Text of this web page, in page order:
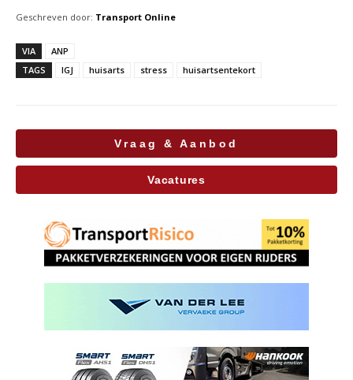
Geschreven door: Transport Online
VIA
ANP
TAGS
IGJ huisarts stress huisartsentekort
Vraag & Aanbod
Vacatures